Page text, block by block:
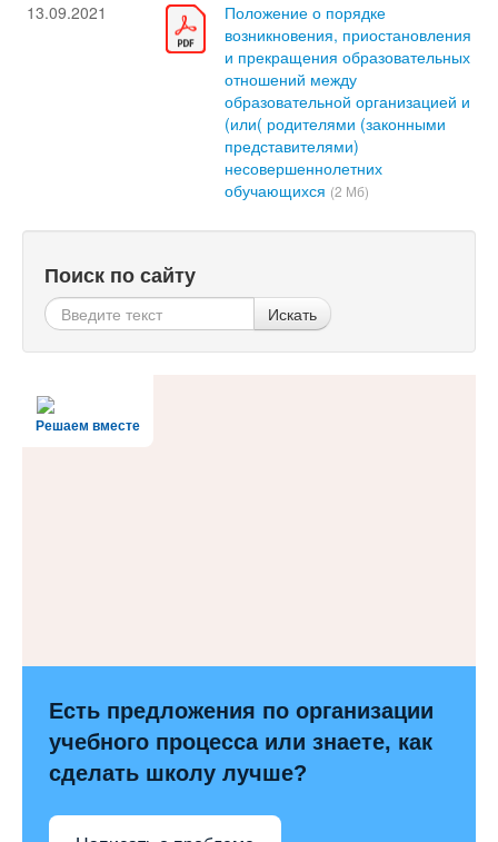
13.09.2021
Положение о порядке
возникновения, приостановления
и прекращения образовательных
отношений между
образовательной организацией и
(или( родителями (законными
представителями)
несовершеннолетних
обучающихся (2 Мб)
Поиск по сайту
Искать
Решаем вместе
Есть предложения по организации
учебного процесса или знаете, как
сделать школу лучше?